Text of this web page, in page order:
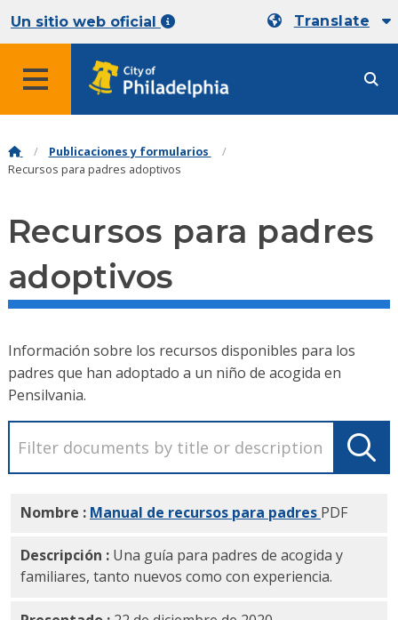
Un sitio web oficial Translate
Publicaciones y formularios
Recursos para padres adoptivos
Recursos para padres
adoptivos
Información sobre los recursos disponibles para los
padres que han adoptado a un niño de acogida en
Pensilvania.
Nombre : Manual de recursos para padres PDF
Descripción : Una guía para padres de acogida y
familiares, tanto nuevos como con experiencia.